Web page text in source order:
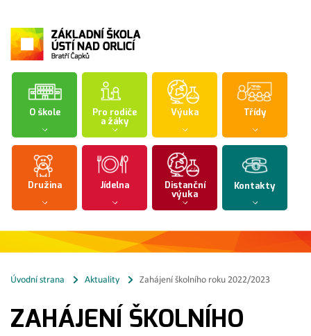
O škole Pro rodiče
a žáky
Výuka Třídy
Družina Jídelna Distanční
výuka
Kontakty
Úvodní strana Aktuality Zahájení školního roku 2022/2023
ZAHÁJENÍ ŠKOLNÍHO